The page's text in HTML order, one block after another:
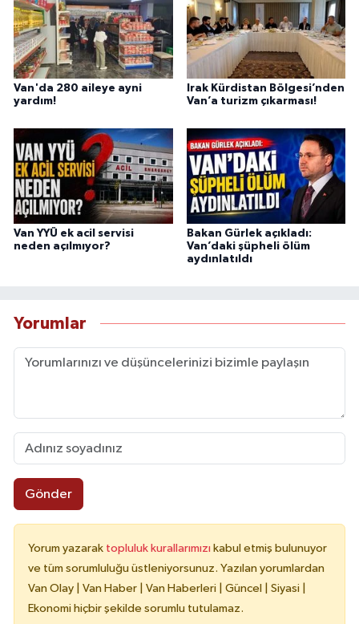
Van'da 280 aileye ayni
yardım!
Irak Kürdistan Bölgesi’nden
Van’a turizm çıkarması!
Van YYÜ ek acil servisi
neden açılmıyor?
Bakan Gürlek açıkladı:
Van’daki şüpheli ölüm
aydınlatıldı
Yorumlar
Gönder
Yorum yazarak topluluk kurallarımızı kabul etmiş bulunuyor
ve tüm sorumluluğu üstleniyorsunuz. Yazılan yorumlardan
Van Olay | Van Haber | Van Haberleri | Güncel | Siyasi |
Ekonomi hiçbir şekilde sorumlu tutulamaz.